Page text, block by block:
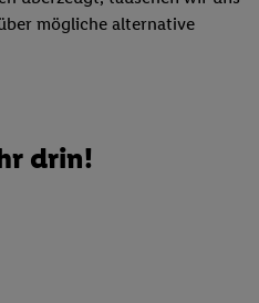
mögliche alternative
drin!